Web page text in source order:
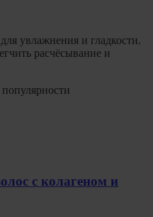
увлажнения и гладкости.
расчёсывание и
с колагеном и